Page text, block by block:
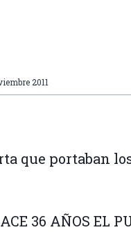
2011
que portaban
36 AÑOS EL